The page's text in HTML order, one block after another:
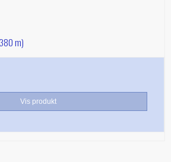
m)
Vis produkt